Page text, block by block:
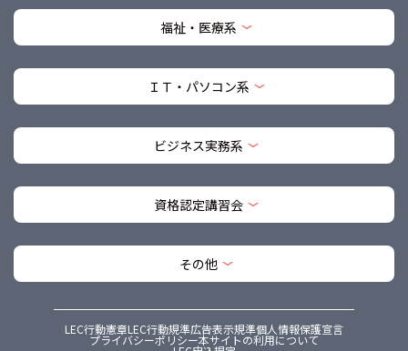
福祉・医療系
ＩＴ・パソコン系
ビジネス実務系
資格認定講習会
その他
LEC行動憲章LEC行動規準広告表示規準個人情報保護宣言
プライバシーポリシー本サイトの利用について